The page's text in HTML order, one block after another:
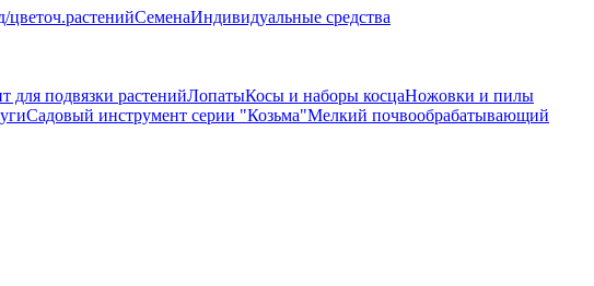
цветоч.растенийСеменаИндивидуальные средства
для подвязки растенийЛопатыКосы и наборы косцаНожовки и пилы
Садовый инструмент серии "Козьма"Мелкий почвообрабатывающий